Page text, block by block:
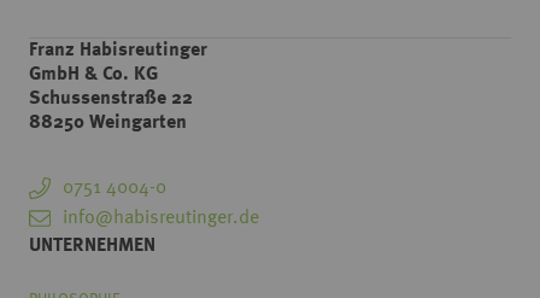
Franz Habisreutinger
GmbH & Co. KG
Schussenstraße 22
88250 Weingarten
0751 4004-0
info@habisreutinger.de
UNTERNEHMEN